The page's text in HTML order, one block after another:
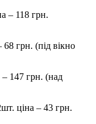
– 118 грн.
68 грн. (під вікно
– 147 грн. (над
ціна – 43 грн.